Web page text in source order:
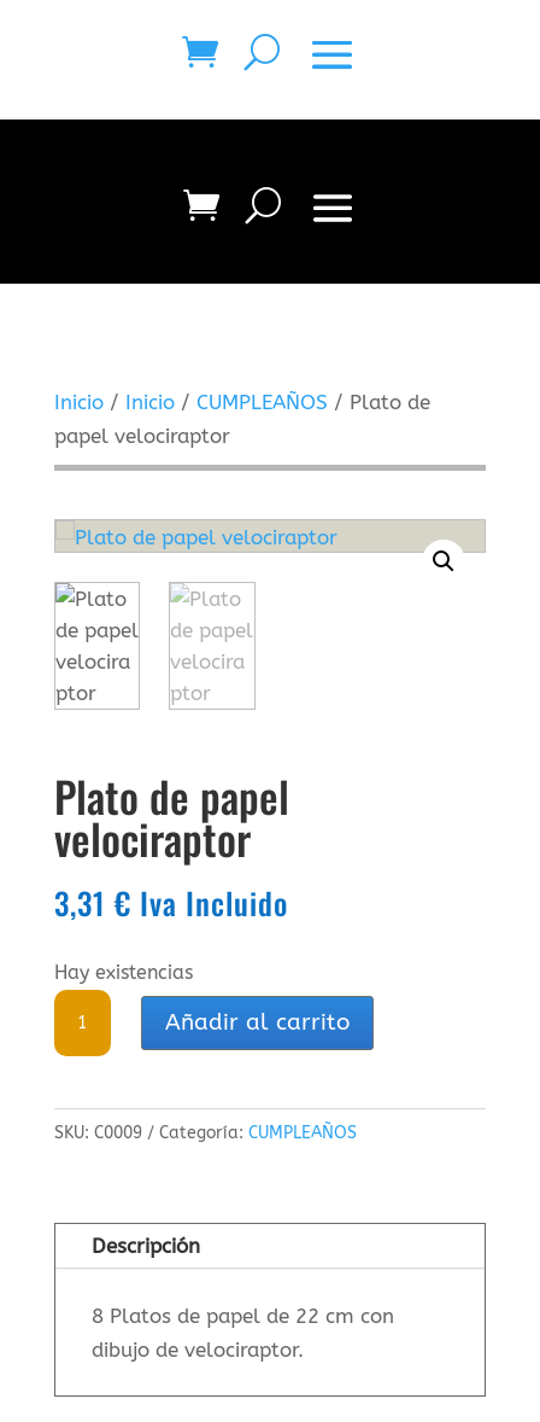
Inicio/ Inicio/ CUMPLEAÑOS / Plato de
papel velociraptor
Plato de papel
velociraptor
3,31 € Iva Incluido
Hay existencias
Plato
velociraptor
cantidad
Añadir al carrito
SKU: C0009 Categoría: CUMPLEAÑOS
Descripción
8 Platos de papel de 22 cm con
dibujo de velociraptor.